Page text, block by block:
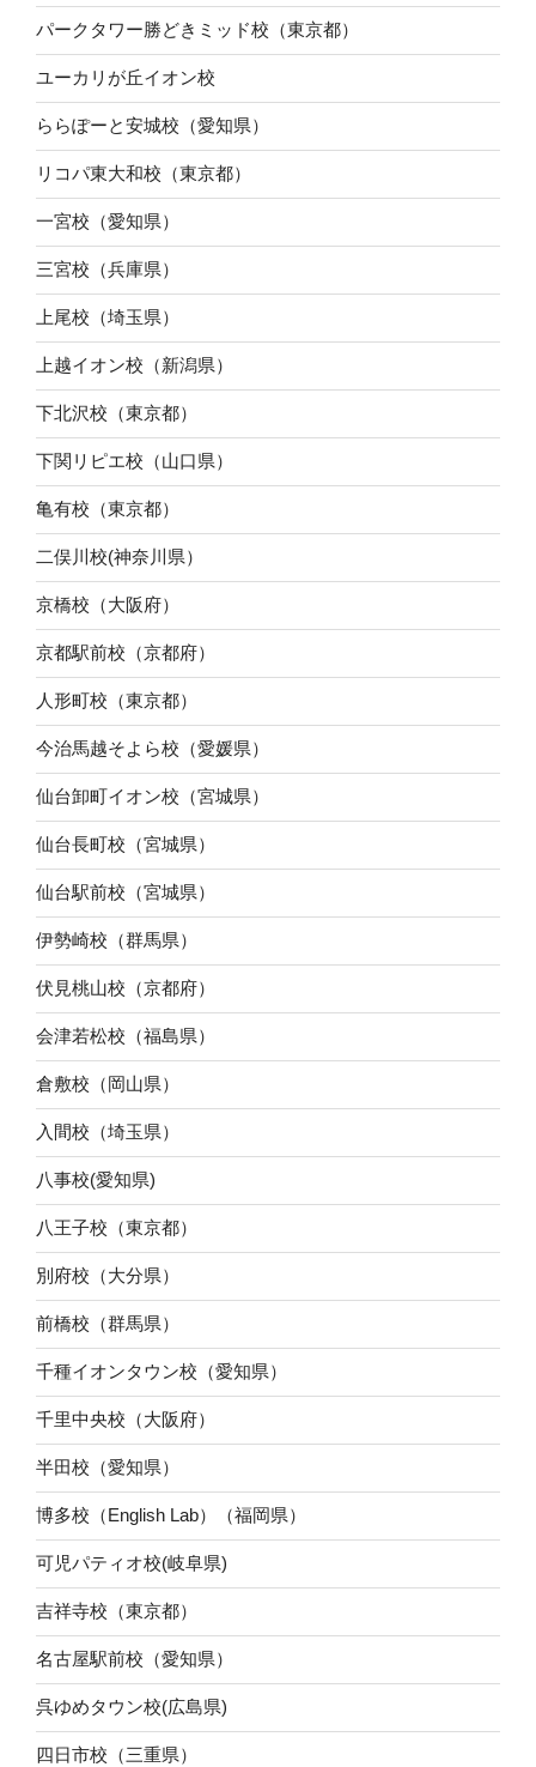
パークタワー勝どきミッド校（東京都）
ユーカリが丘イオン校
ららぽーと安城校（愛知県）
リコパ東大和校（東京都）
一宮校（愛知県）
三宮校（兵庫県）
上尾校（埼玉県）
上越イオン校（新潟県）
下北沢校（東京都）
下関リピエ校（山口県）
亀有校（東京都）
二俣川校(神奈川県）
京橋校（大阪府）
京都駅前校（京都府）
人形町校（東京都）
今治馬越そよら校（愛媛県）
仙台卸町イオン校（宮城県）
仙台長町校（宮城県）
仙台駅前校（宮城県）
伊勢崎校（群馬県）
伏見桃山校（京都府）
会津若松校（福島県）
倉敷校（岡山県）
入間校（埼玉県）
八事校(愛知県)
八王子校（東京都）
別府校（大分県）
前橋校（群馬県）
千種イオンタウン校（愛知県）
千里中央校（大阪府）
半田校（愛知県）
博多校（English Lab）（福岡県）
可児パティオ校(岐阜県)
吉祥寺校（東京都）
名古屋駅前校（愛知県）
呉ゆめタウン校(広島県)
四日市校（三重県）